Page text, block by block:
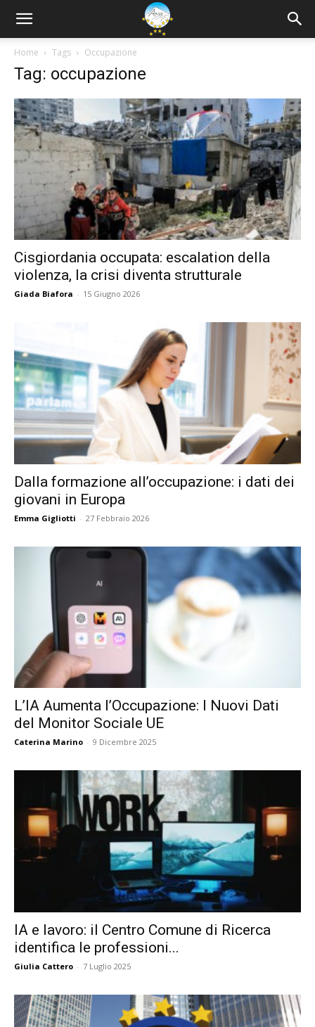
Home Tags Occupazione
Tag: occupazione
Cisgiordania occupata: escalation della
violenza, la crisi diventa strutturale
Giada Biafora - 15 Giugno 2026
Dalla formazione all’occupazione: i dati dei
giovani in Europa
Emma Gigliotti - 27 Febbraio 2026
L’IA Aumenta l’Occupazione: I Nuovi Dati
del Monitor Sociale UE
Caterina Marino - 9 Dicembre 2025
IA e lavoro: il Centro Comune di Ricerca
identifica le professioni...
Giulia Cattero - 7 Luglio 2025